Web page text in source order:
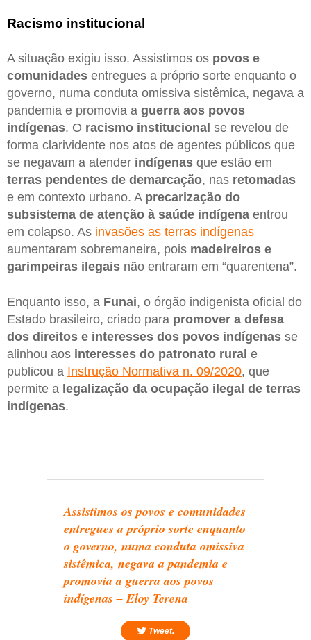
Racismo institucional
A situação exigiu isso. Assistimos os povos e
comunidades entregues a próprio sorte enquanto o
governo, numa conduta omissiva sistêmica, negava a
pandemia e promovia a guerra aos povos
indígenas. O racismo institucional se revelou de
forma clarividente nos atos de agentes públicos que
se negavam a atender indígenas que estão em
terras pendentes de demarcação, nas retomadas
e em contexto urbano. A precarização do
subsistema de atenção à saúde indígena entrou
em colapso. As invasões as terras indígenas
aumentaram sobremaneira, pois madeireiros e
garimpeiras ilegais não entraram em “quarentena”.
Enquanto isso, a Funai, o órgão indigenista oficial do
Estado brasileiro, criado para promover a defesa
dos direitos e interesses dos povos indígenas se
alinhou aos interesses do patronato rural e
publicou a Instrução Normativa n. 09/2020, que
permite a legalização da ocupação ilegal de terras
indígenas.
Assistimos os povos e comunidades
entregues a próprio sorte enquanto
o governo, numa conduta omissiva
sistêmica, negava a pandemia e
promovia a guerra aos povos
indígenas – Eloy Terena
Tweet.